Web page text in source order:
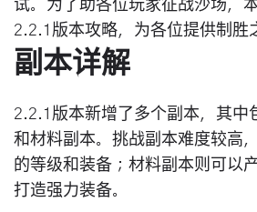
试。为了助各位玩家征战沙场，
2.2.1版本攻略，为各位提供制胜
副本详解
2.2.1版本新增了多个副本，其中
和材料副本。挑战副本难度较高
的等级和装备；材料副本则可以
打造强力装备。